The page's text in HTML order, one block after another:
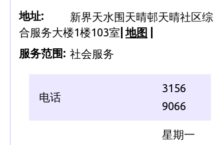
地址:
新界天水围天晴邨天晴社区综
合服务大楼1楼103室 地图
服务范围: 社会服务
电话
3156
9066
星期一